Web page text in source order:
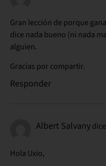
Gran lección de porque
dice nada bueno (ni nada
alguien.
Gracias por compartir.
Responder
Albert Salvany
Hola Uxio,